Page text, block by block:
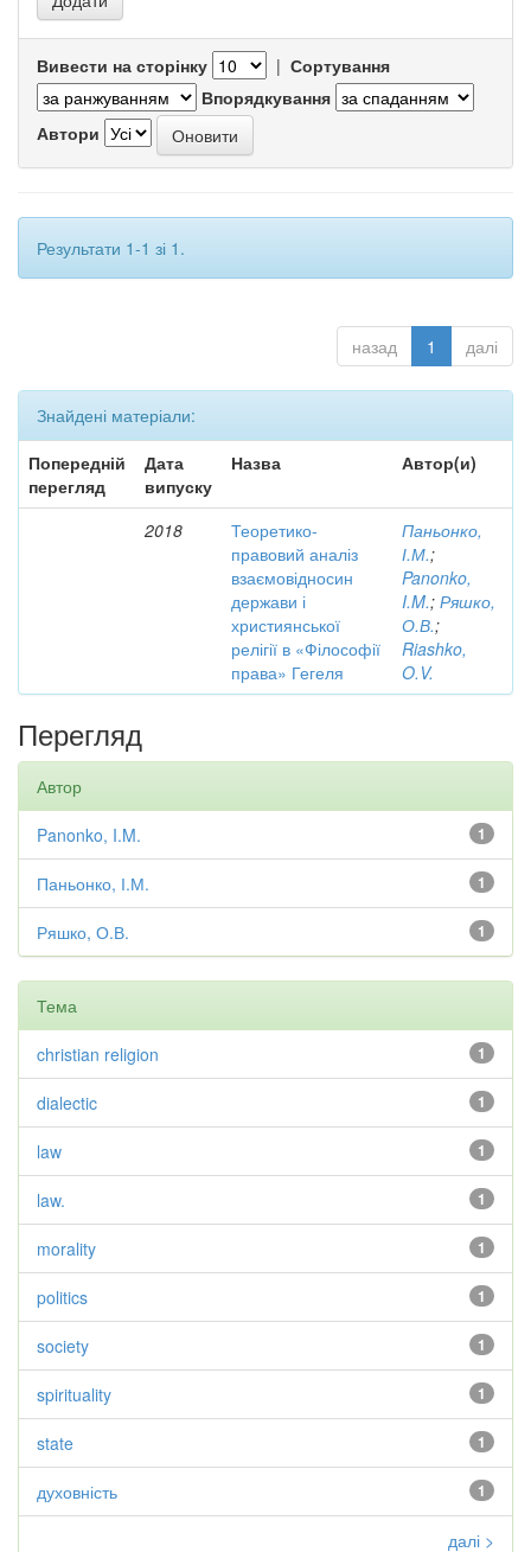
Вивести на сторінку | Сортування
Впорядкування
Автори
Результати 1-1 зі 1.
назад 1 далі
Знайдені матеріали:
Попередній
перегляд
Дата
випуску
Назва Автор(и)
2018
Теоретико-
правовий аналіз
взаємовідносин
держави і
християнської
релігії в «Філософії
права» Гегеля
Паньонко,
І.М.;
Panonko,
I.M.; Ряшко,
О.В.;
Riashko,
O.V.
Перегляд
Автор
1
Panonko, I.M.
1
Паньонко, І.М.
1
Ряшко, О.В.
Тема
1
christian religion
1
dialectic
1
law
1
law.
1
morality
1
politics
1
society
1
spirituality
1
state
1
духовність
далі >